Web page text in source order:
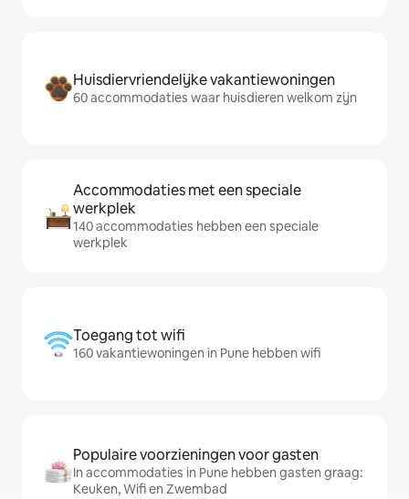
Huisdiervriendelijke vakantiewoningen
60 accommodaties waar huisdieren welkom zijn
Accommodaties met een speciale
werkplek
140 accommodaties hebben een speciale
werkplek
Toegang tot wifi
160 vakantiewoningen in Pune hebben wifi
Populaire voorzieningen voor gasten
In accommodaties in Pune hebben gasten graag:
Keuken, Wifi en Zwembad